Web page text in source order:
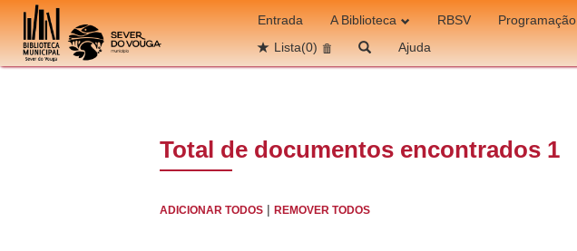
Ir para o conteúdo
Entrada A Biblioteca RBSV Programação
Lista(0) Ajuda
Total de documentos encontrados 1
ADICIONAR TODOS |REMOVER TODOS